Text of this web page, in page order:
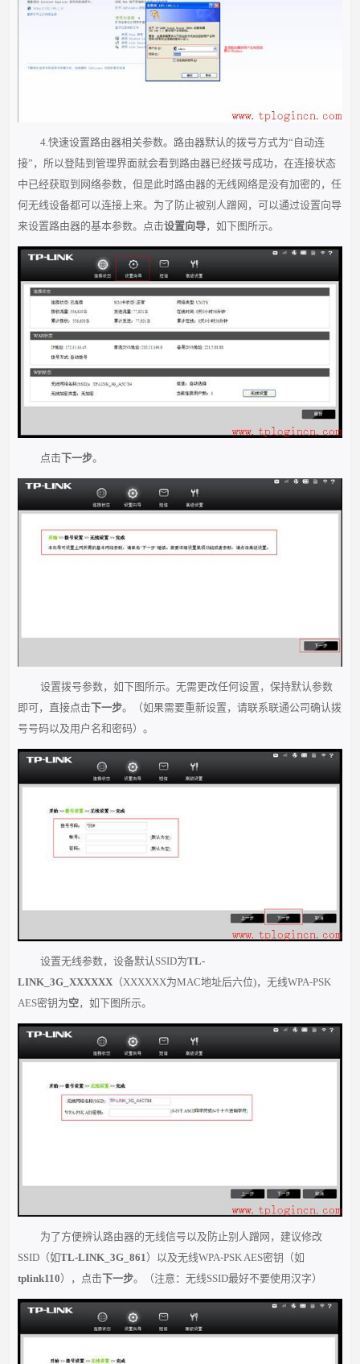
4.快速设置路由器相关参数。路由器默认的拨号方式为“自动连
接”，所以登陆到管理界面就会看到路由器已经拨号成功，在连接状态
中已经获取到网络参数，但是此时路由器的无线网络是没有加密的，任
何无线设备都可以连接上来。为了防止被别人蹭网，可以通过设置向导
来设置路由器的基本参数。点击设置向导，如下图所示。
点击下一步。
设置拨号参数，如下图所示。无需更改任何设置，保持默认参数
即可，直接点击下一步。（如果需要重新设置，请联系联通公司确认拨
号号码以及用户名和密码）。
设置无线参数，设备默认SSID为TL-
LINK_3G_XXXXXX （XXXXXX为MAC地址后六位)，无线WPA-PSK
AES密钥为空，如下图所示。
为了方便辨认路由器的无线信号以及防止别人蹭网，建议修改
SSID（如TL-LINK_3G_861 ）以及无线WPA-PSK AES密钥（如
tplink110），点击下一步。（注意：无线SSID最好不要使用汉字）